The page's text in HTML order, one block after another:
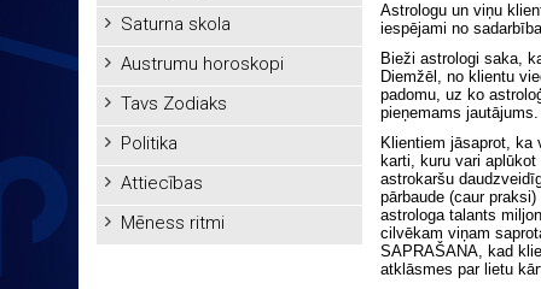
Saturna skola
Austrumu horoskopi
Tavs Zodiaks
Politika
Attiecības
Mēness ritmi
Astrologu un viņu
iespējami no
Bieži astrologi saka,
Diemžēl, no klientu
padomu, uz ko
pieņemams
Klientiem jāsaprot, ka
karti, kuru vari
astrokaršu
pārbaude (caur
astrologa talants
cilvēkam viņam
SAPRAŠANA, kad
atklāsmes par lietu